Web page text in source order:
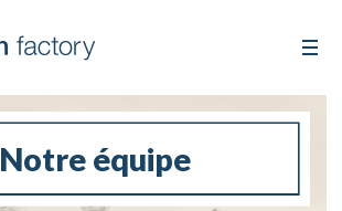
Notre équipe